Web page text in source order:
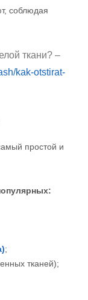
соблюдая
ткани? –
kak-otstirat-
простой и
;
тканей);